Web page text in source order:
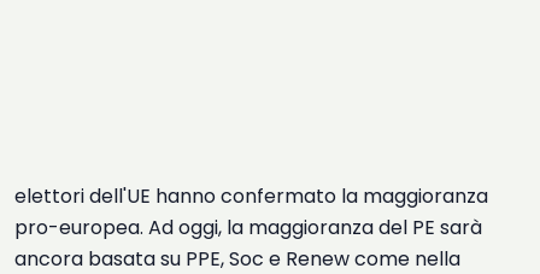
elettori dell'UE hanno confermato la maggioranza
pro-europea. Ad oggi, la maggioranza del PE sarà
ancora basata su PPE, Soc e Renew come nella